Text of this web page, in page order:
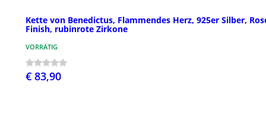
Kette von Benedictus, Flammendes Herz, 925er Silber,
Finish, rubinrote Zirkone
VORRÄTIG
€ 83,90